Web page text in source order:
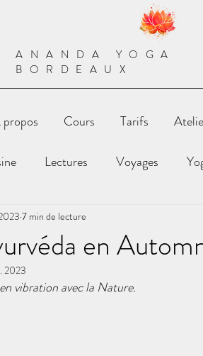
ANANDA YOGA
BORDEAUX
Cours Tarifs
Lectures Voyages
en
7 min de lecture
2023
vibration avec la Nature.